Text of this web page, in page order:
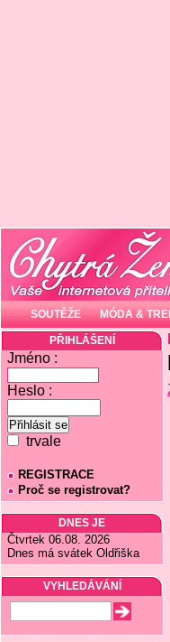
SOUTĚŽE MÓDA &
PŘIHLÁŠENÍ
Jméno :
Heslo :
trvale
REGISTRACE
Proč se registrovat?
DNES JE
Čtvrtek 06.08. 2026
Dnes má svátek Oldřiška
VYHLEDÁVÁNÍ